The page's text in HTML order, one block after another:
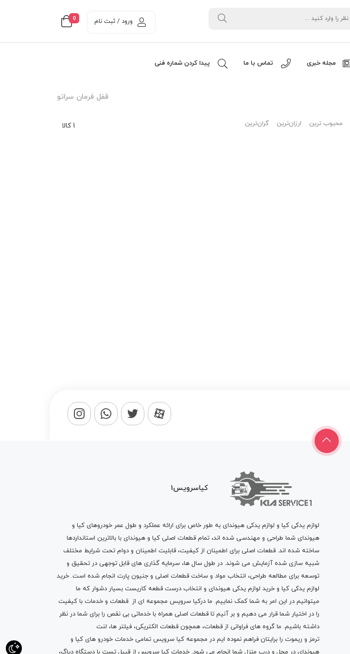
0 ورود / ثبت نام
مجله خبری تماس با ما پیدا کردن شماره فنی
قفل فرمان سراتو
1 کالا محبوب ترین ارزان‌ترین گران‌ترین
کیاسرویس1
لوازم یدکی کیا و لوازم یدکی هیوندای به طور خاص برای ارائه عملکرد و طول عمر خودروهای کیا و
هیوندای شما طراحی و مهندسی شده اند، تمام قطعات اصلی کیا و هیوندای با بالاترین استانداردها
ساخته شده اند. قطعات اصلی برای اطمینان از کیفیت، قابلیت اطمینان و دوام تحت شرایط مختلف
شبیه سازی شده آزمایش می شوند. در طول سال ها، سرمایه گذاری های قابل توجهی در تحقیق و
توسعه برای مطالعه طراحی، انتخاب مواد و ساخت قطعات اصلی و جنیون پارت انجام شده است. خرید
لوازم یدکی کیا و خرید لوازم یدکی هیوندای و انتخاب درست قطعه کاریست بسیار دشوار که ما
میتوانیم در این امر به شما کمک نماییم. ما درکیا سرویس مجموعه ای از قطعات و خدمات با کیفیت
را در اختیار شما قرار می دهیم و بر آنیم تا قطعات اصلی همراه با خدماتی بی نقص را برای شما در نظر
داشته باشیم. ما گروه های فراوانی از قطعات، همچون قطعات الکتریکی، فیلتر ها، لنت
ترمز و ریموت را برایتان فراهم نموده ایم در مجموعه کیا سرویس تمامی خدمات خودرو های کیا و
هیوندای در محل و درب منزل شما انجام می شود. خدمات کیا سرویس از قبیل تست با دستگاه دیاگ،